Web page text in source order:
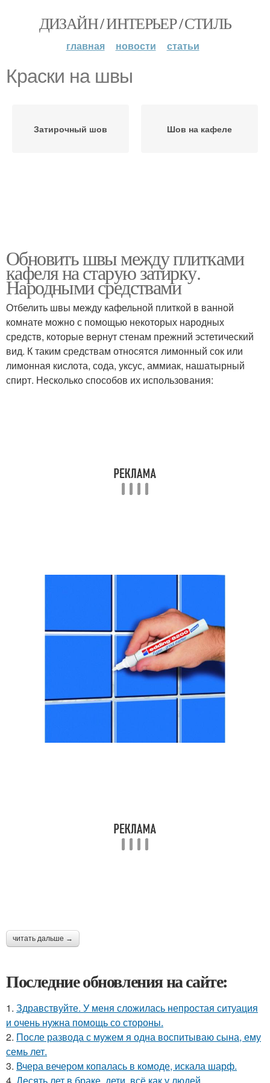
ДИЗАЙН / ИНТЕРЬЕР / СТИЛЬ
главная новости статьи
Краски на швы
Затирочный шов Шов на кафеле
Обновить швы между плитками
кафеля на старую затирку.
Народными средствами
Отбелить швы между кафельной плиткой в ванной
комнате можно с помощью некоторых народных
средств, которые вернут стенам прежний эстетический
вид. К таким средствам относятся лимонный сок или
лимонная кислота, сода, уксус, аммиак, нашатырный
спирт. Несколько способов их использования:
читать дальше →
Последние обновления на сайте:
1. Здравствуйте. У меня сложилась непростая ситуация
и очень нужна помощь со стороны.
2. После развода с мужем я одна воспитываю сына, ему
семь лет.
3. Вчера вечером копалась в комоде, искала шарф.